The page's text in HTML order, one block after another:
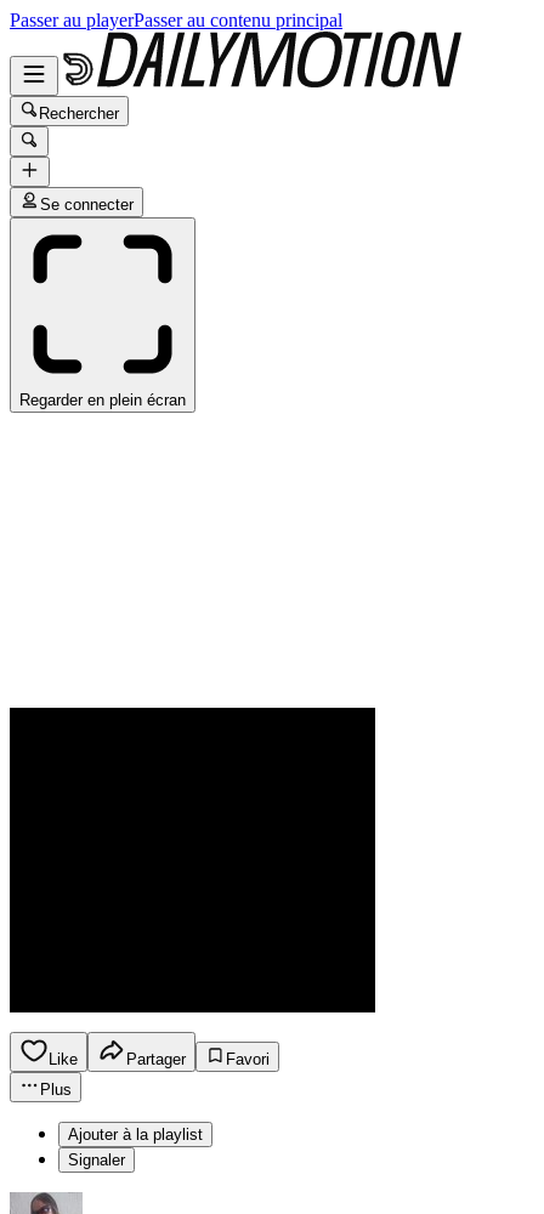
Passer au playerPasser au contenu principal
Rechercher
Se connecter
Regarder en plein écran
Like Partager
Favori
Plus
Ajouter à la playlist
Signaler